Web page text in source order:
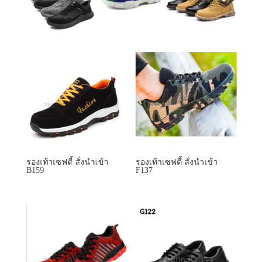
รองเท้าเซฟตี้ สั่งนำเข้า
รองเท้าเซฟตี้ สั่งนำเข้า
F137
รองเท้าเซฟตี้ สั่งนำเข้า